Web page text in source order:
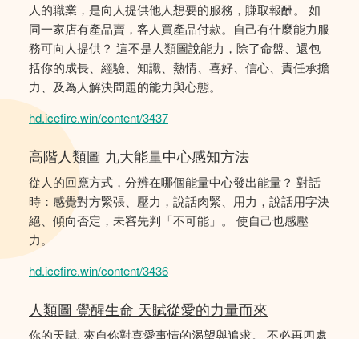
人的職業，是向人提供他人想要的服務，賺取報酬。 如
同一家店有產品賣，客人買產品付款。自己有什麼能力服
務可向人提供？ 這不是人類圖說能力，除了命盤、還包
括你的成長、經驗、知識、熱情、喜好、信心、責任承擔
力、及為人解決問題的能力與心態。
hd.icefire.win/content/3437
高階人類圖 九大能量中心感知方法
從人的回應方式，分辨在哪個能量中心發出能量？ 對話
時：感覺對方緊張、壓力，說話肉緊、用力，說話用字決
絕、傾向否定，未審先判「不可能」。 使自己也感壓
力。
hd.icefire.win/content/3436
人類圖 覺醒生命 天賦從愛的力量而來
你的天賦, 來自你對喜愛事情的渴望與追求。 不必再四處